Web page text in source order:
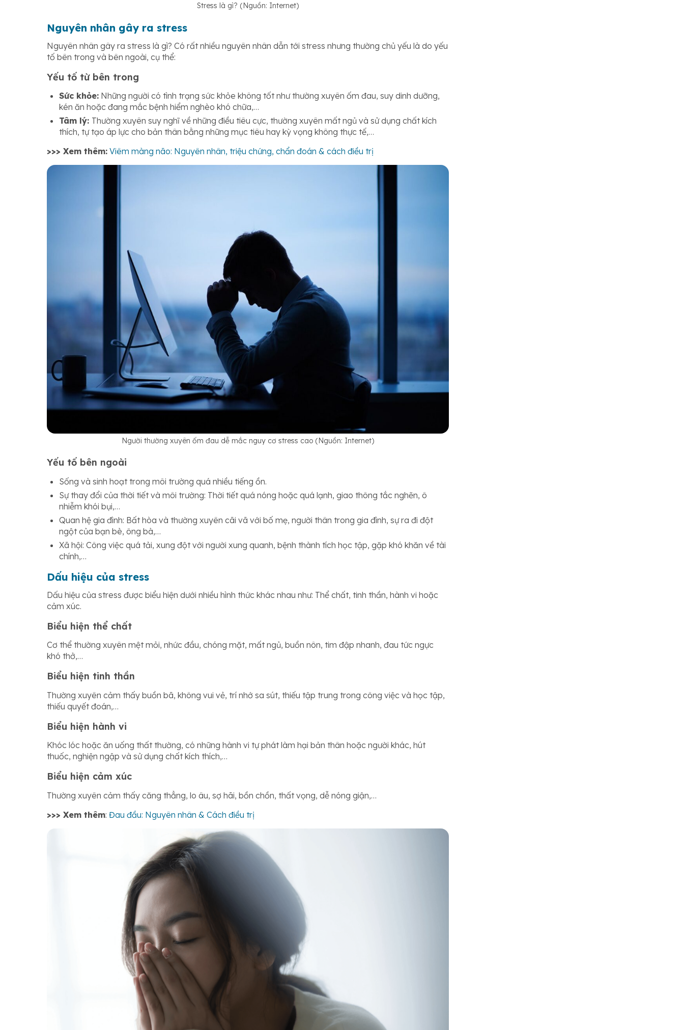
Stress là gì? (Nguồn: Internet)
Nguyên nhân gây ra stress
Nguyên nhân gây ra stress là gì? Có rất nhiều nguyên nhân dẫn tới stress nhưng thường chủ yếu là do yếu
tố bên trong và bên ngoài, cụ thể:
Yếu tố từ bên trong
Sức khỏe: Những người có tình trạng sức khỏe không tốt như thường xuyên ốm đau, suy dinh dưỡng,
kén ăn hoặc đang mắc bệnh hiểm nghèo khó chữa,…
Tâm lý: Thường xuyên suy nghĩ về những điều tiêu cực, thường xuyên mất ngủ và sử dụng chất kích
thích, tự tạo áp lực cho bản thân bằng những mục tiêu hay kỳ vọng không thực tế,…
>>> Xem thêm: Viêm màng não: Nguyên nhân, triệu chứng, chẩn đoán & cách điều trị
Người thường xuyên ốm đau dễ mắc nguy cơ stress cao (Nguồn: Internet)
Yếu tố bên ngoài
Sống và sinh hoạt trong môi trường quá nhiều tiếng ồn.
Sự thay đổi của thời tiết và môi trường: Thời tiết quá nóng hoặc quá lạnh, giao thông tắc nghẽn, ô
nhiễm khói bụi,…
Quan hệ gia đình: Bất hòa và thường xuyên cãi vã với bố mẹ, người thân trong gia đình, sự ra đi đột
ngột của bạn bè, ông bà,…
Xã hội: Công việc quá tải, xung đột với người xung quanh, bệnh thành tích học tập, gặp khó khăn về tài
chính,…
Dấu hiệu của stress
Dấu hiệu của stress được biểu hiện dưới nhiều hình thức khác nhau như: Thể chất, tinh thần, hành vi hoặc
cảm xúc.
Biểu hiện thể chất
Cơ thể thường xuyên mệt mỏi, nhức đầu, chóng mặt, mất ngủ, buồn nôn, tim đập nhanh, đau tức ngực
khó thở,…
Biểu hiện tinh thần
Thường xuyên cảm thấy buồn bã, không vui vẻ, trí nhớ sa sút, thiếu tập trung trong công việc và học tập,
thiếu quyết đoán,…
Biểu hiện hành vi
Khóc lóc hoặc ăn uống thất thường, có những hành vi tự phát làm hại bản thân hoặc người khác, hút
thuốc, nghiện ngập và sử dụng chất kích thích,…
Biểu hiện cảm xúc
Thường xuyên cảm thấy căng thẳng, lo âu, sợ hãi, bồn chồn, thất vọng, dễ nóng giận,…
>>> Xem thêm: Đau đầu: Nguyên nhân & Cách điều trị